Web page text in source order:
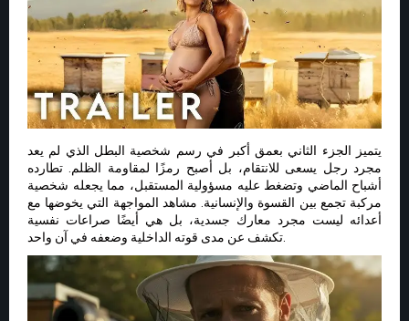
يتميز الجزء الثاني بعمق أكبر في رسم شخصية البطل الذي لم يعد
مجرد رجل يسعى للانتقام، بل أصبح رمزًا لمقاومة الظلم. تطارده
أشباح الماضي وتضغط عليه مسؤولية المستقبل، مما يجعله شخصية
مركبة تجمع بين القسوة والإنسانية. مشاهد المواجهة التي يخوضها مع
أعدائه ليست مجرد معارك جسدية، بل هي أيضًا صراعات نفسية
تكشف عن مدى قوته الداخلية وضعفه في آن واحد.